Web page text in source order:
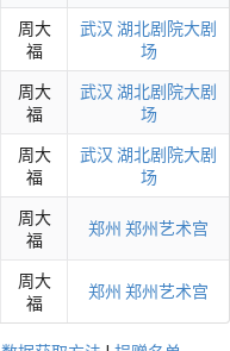
周大
福
武汉 湖北剧院大剧
场
周大
福
武汉 湖北剧院大剧
场
周大
福
武汉 湖北剧院大剧
场
周大
福
郑州 郑州艺术宫
周大
福
郑州 郑州艺术宫